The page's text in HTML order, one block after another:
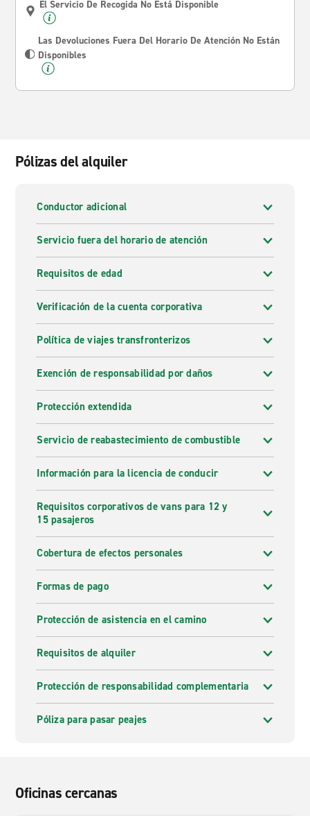
El Servicio De Recogida No Está Disponible
Las Devoluciones Fuera Del Horario De Atención No Están
Disponibles
Pólizas del alquiler
Conductor adicional
Servicio fuera del horario de atención
Requisitos de edad
Verificación de la cuenta corporativa
Política de viajes transfronterizos
Exención de responsabilidad por daños
Protección extendida
Servicio de reabastecimiento de combustible
Información para la licencia de conducir
Requisitos corporativos de vans para 12 y
15 pasajeros
Cobertura de efectos personales
Formas de pago
Protección de asistencia en el camino
Requisitos de alquiler
Protección de responsabilidad complementaria
Póliza para pasar peajes
Oficinas cercanas